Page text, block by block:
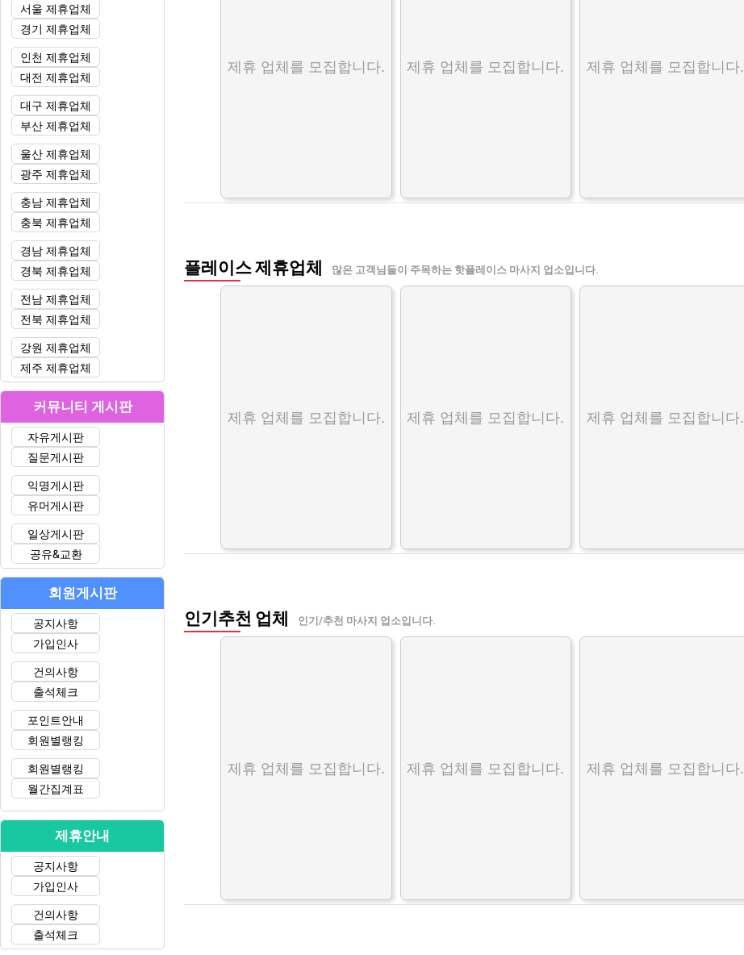
제휴 업체를 모집합니다. 제휴 업체를 모집합니다. 제휴 업체를 모집합니다.
플레이스 제휴업체 많은 고객님들이 주목하는 핫플레이스 마사지 업소입니다.
제휴 업체를 모집합니다. 제휴 업체를 모집합니다. 제휴 업체를 모집합니다.
인기추천 업체 인기/추천 마사지 업소입니다.
제휴 업체를 모집합니다. 제휴 업체를 모집합니다. 제휴 업체를 모집합니다.
서울 제휴업체
경기 제휴업체
인천 제휴업체
대전 제휴업체
대구 제휴업체
부산 제휴업체
울산 제휴업체
광주 제휴업체
충남 제휴업체
충북 제휴업체
경남 제휴업체
경북 제휴업체
전남 제휴업체
전북 제휴업체
강원 제휴업체
제주 제휴업체
커뮤니티 게시판
자유게시판
질문게시판
익명게시판
유머게시판
일상게시판
공유&교환
회원게시판
공지사항
가입인사
건의사항
출석체크
포인트안내
회원별랭킹
회원별랭킹
월간집계표
제휴안내
공지사항
가입인사
건의사항
출석체크